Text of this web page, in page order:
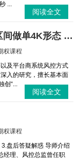
...
阅读全文
云天大师 布林十字星阻力出轨技术区间做单4K形态 二元期权外汇实战培训视频课程
权课程
及平台商系统风控方式
入的研究，擅长基本面
创“...
阅读全文
权课程
盘后答疑解惑 导师介绍
经理、风控总监曾任职